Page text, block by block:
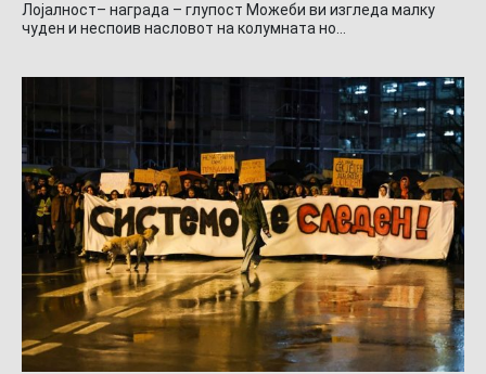
Лојалност– награда – глупост Можеби ви изгледа малку
чуден и неспоив насловот на колумната но…